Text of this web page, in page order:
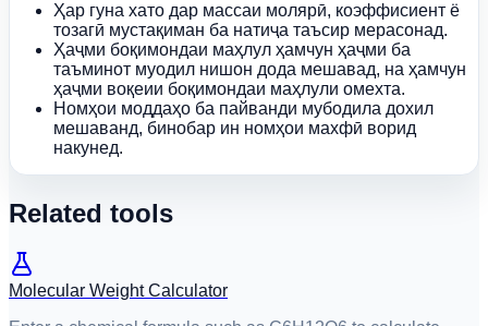
Ҳар гуна хато дар массаи молярӣ, коэффисиент ё
тозагӣ мустақиман ба натиҷа таъсир мерасонад.
Ҳаҷми боқимондаи маҳлул ҳамчун ҳаҷми ба
таъминот муодил нишон дода мешавад, на ҳамчун
ҳаҷми воқеии боқимондаи маҳлули омехта.
Номҳои моддаҳо ба пайванди мубодила дохил
мешаванд, бинобар ин номҳои махфӣ ворид
накунед.
Related tools
Molecular Weight Calculator